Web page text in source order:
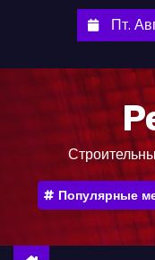
Пт.
Популярные